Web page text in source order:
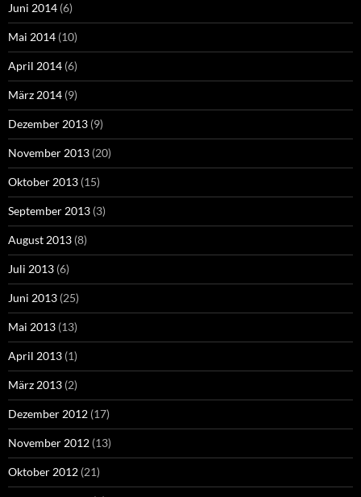
Juni 2014 (6)
Mai 2014 (10)
April 2014 (6)
März 2014 (9)
Dezember 2013 (9)
November 2013 (20)
Oktober 2013 (15)
September 2013 (3)
August 2013 (8)
Juli 2013 (6)
Juni 2013 (25)
Mai 2013 (13)
April 2013 (1)
März 2013 (2)
Dezember 2012 (17)
November 2012 (13)
Oktober 2012 (21)